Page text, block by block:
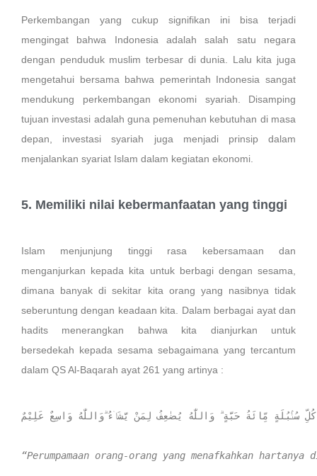
Perkembangan yang cukup signifikan ini bisa terjadi
mengingat bahwa Indonesia adalah salah satu negara
dengan penduduk muslim terbesar di dunia. Lalu kita juga
mengetahui bersama bahwa pemerintah Indonesia sangat
mendukung perkembangan ekonomi syariah. Disamping
tujuan investasi adalah guna pemenuhan kebutuhan di masa
depan, investasi syariah juga menjadi prinsip dalam
menjalankan syariat Islam dalam kegiatan ekonomi.
5. Memiliki nilai kebermanfaatan yang tinggi
Islam menjunjung tinggi rasa kebersamaan dan
menganjurkan kepada kita untuk berbagi dengan sesama,
dimana banyak di sekitar kita orang yang nasibnya tidak
seberuntung dengan keadaan kita. Dalam berbagai ayat dan
hadits menerangkan bahwa kita dianjurkan untuk
bersedekah kepada sesama sebagaimana yang tercantum
dalam QS Al-Baqarah ayat 261 yang artinya :
سُنْۢبُلَةٍ مِّائَةُ حَبَّةٍ ۗ وَاللّٰهُ يُضٰعِفُ لِمَنْ يَّشَاۤءُ ۗوَاللّٰهُ وَاسِعٌ عَلِيْمٌ
“Perumpamaan orang-orang yang menafkahkan